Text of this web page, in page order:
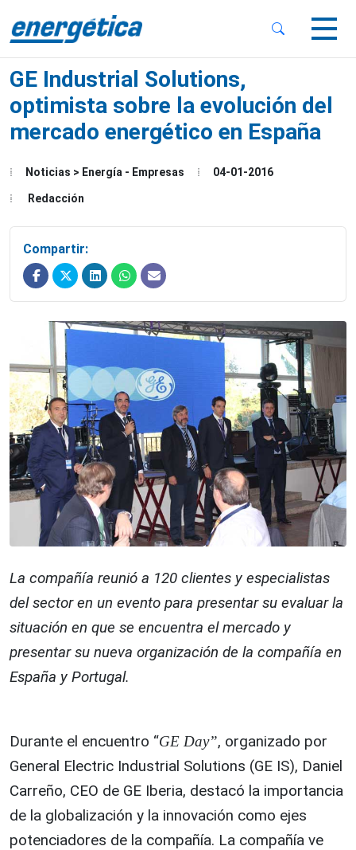
Menu
GE Industrial Solutions,
optimista sobre la evolución del
mercado energético en España
Noticias > Energía - Empresas 04-01-2016
Redacción
Compartir:
La compañía reunió a 120 clientes y especialistas
del sector en un evento para presentar su evaluar la
situación en que se encuentra el mercado y
presentar su nueva organización de la compañía en
España y Portugal.
Durante el encuentro “GE Day”, organizado por
General Electric Industrial Solutions (GE IS), Daniel
Carreño, CEO de GE Iberia, destacó la importancia
de la globalización y la innovación como ejes
potenciadores de la compañía. La compañía ve